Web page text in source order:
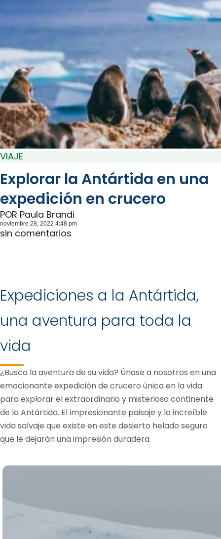
VIAJE
Explorar la Antártida en una
expedición en crucero
POR Paula Brandi
noviembre 28, 2022 4:48 pm
sin comentarios
Expediciones a la Antártida,
una aventura para toda la
vida
¿Busca la aventura de su vida? Únase a nosotros en una
emocionante expedición de crucero única en la vida
para explorar el extraordinario y misterioso continente
de la Antártida. El impresionante paisaje y la increíble
vida salvaje que existe en este desierto helado seguro
que le dejarán una impresión duradera.